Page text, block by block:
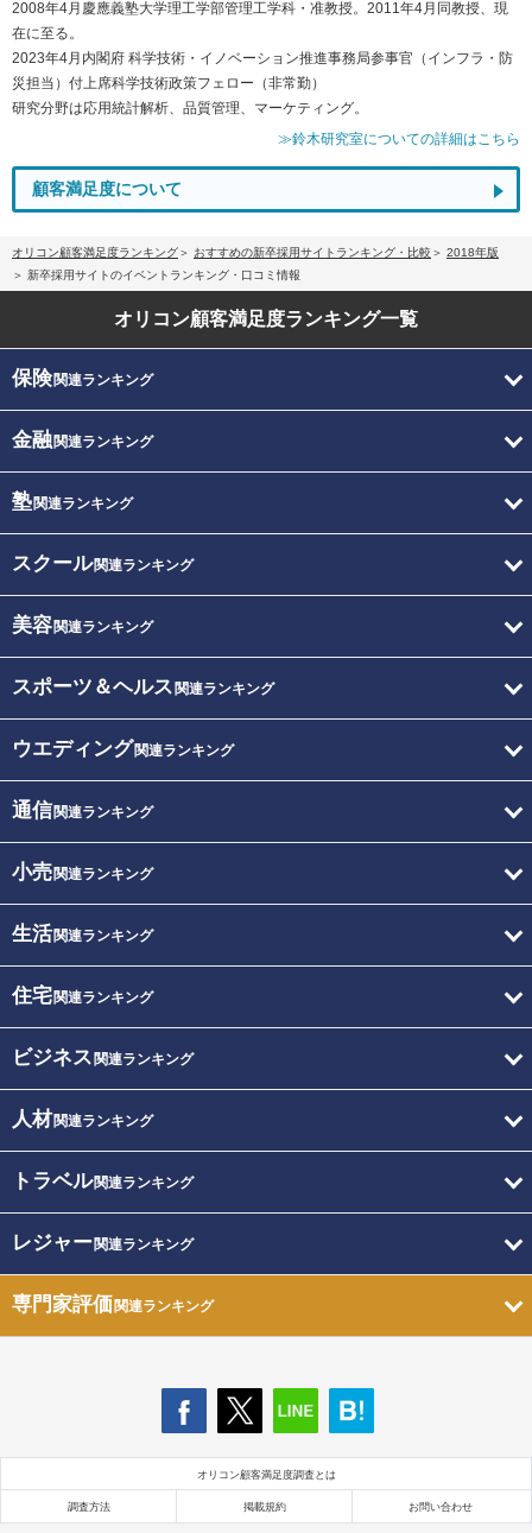
2008年4月慶應義塾大学理工学部管理工学科・准教授。2011年4月同教授、現
在に至る。
2023年4月内閣府 科学技術・イノベーション推進事務局参事官（インフラ・防
災担当）付上席科学技術政策フェロー（非常勤）
研究分野は応用統計解析、品質管理、マーケティング。
≫鈴木研究室についての詳細はこちら
顧客満足度について
オリコン顧客満足度ランキング おすすめの新卒採用サイトランキング・比較
2018年版
新卒採用サイトのイベントランキング・口コミ情報
オリコン顧客満足度ランキング一覧
保険関連ランキング
金融関連ランキング
塾関連ランキング
スクール関連ランキング
美容関連ランキング
スポーツ＆ヘルス 関連ランキング
ウエディング関連ランキング
通信関連ランキング
小売関連ランキング
生活関連ランキング
住宅関連ランキング
ビジネス 関連ランキング
人材関連ランキング
トラベル関連ランキング
レジャー関連ランキング
専門家評価関連ランキング
オリコン顧客満足度調査とは
調査方法 掲載規約 お問い合わせ